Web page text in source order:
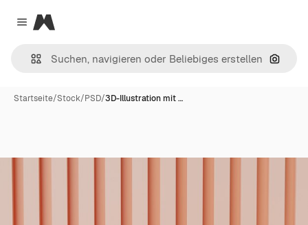
Close menu
Magnific
Nach
Startseite/Stock/PSD/3D-Illustration mit …